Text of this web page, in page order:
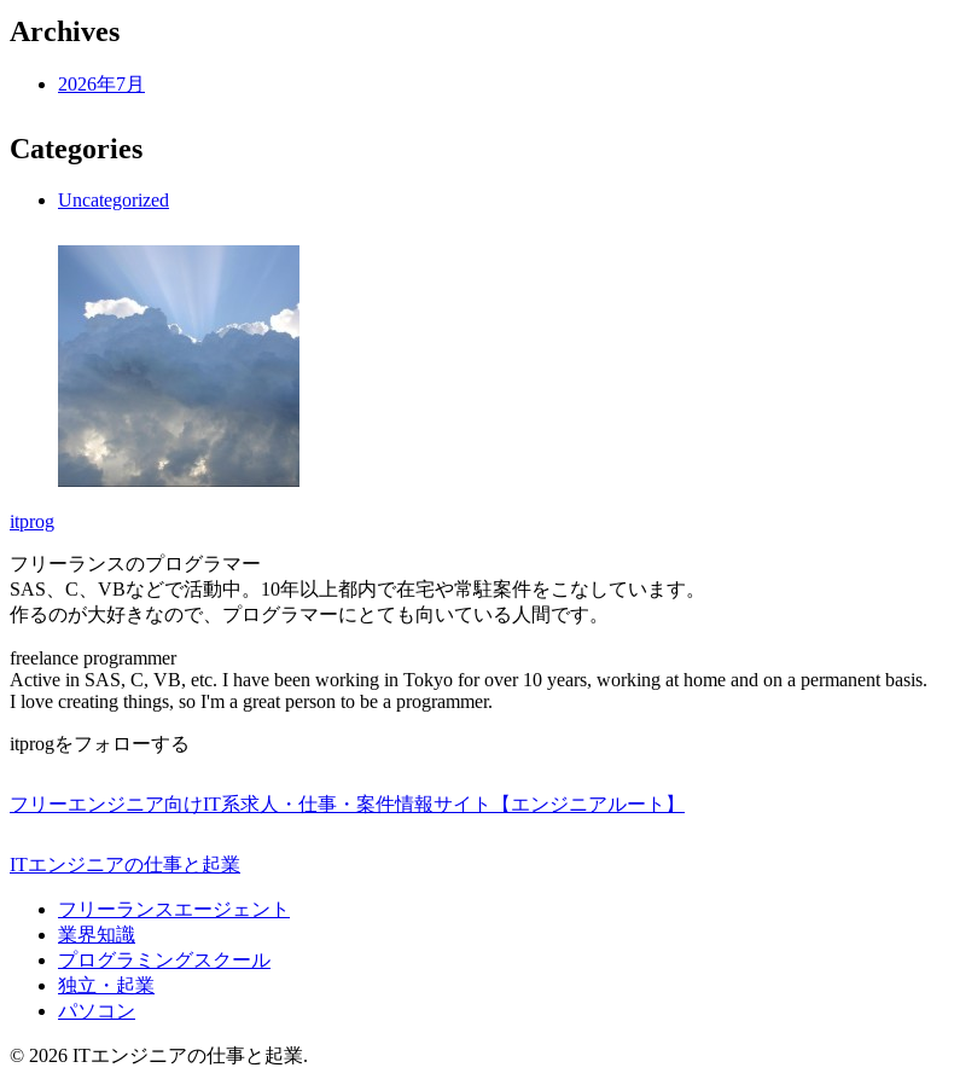
Archives
2026年7月
Categories
Uncategorized
itprog
フリーランスのプログラマー
SAS、C、VBなどで活動中。10年以上都内で在宅や常駐案件をこなしています。
作るのが大好きなので、プログラマーにとても向いている人間です。
freelance programmer
Active in SAS, C, VB, etc. I have been working in Tokyo for over 10 years, working at home and on a permanent basis.
I love creating things, so I'm a great person to be a programmer.
itprogをフォローする
フリーエンジニア向けIT系求人・仕事・案件情報サイト【エンジニアルート】
ITエンジニアの仕事と起業
フリーランスエージェント
業界知識
プログラミングスクール
独立・起業
パソコン
© 2026 ITエンジニアの仕事と起業.